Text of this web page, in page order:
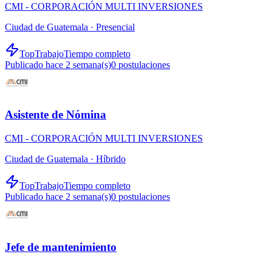
CMI - CORPORACIÓN MULTI INVERSIONES
Ciudad de Guatemala · Presencial
TopTrabajoTiempo completo
Publicado hace 2 semana(s)0 postulaciones
Asistente de Nómina
CMI - CORPORACIÓN MULTI INVERSIONES
Ciudad de Guatemala · Híbrido
TopTrabajoTiempo completo
Publicado hace 2 semana(s)0 postulaciones
Jefe de mantenimiento